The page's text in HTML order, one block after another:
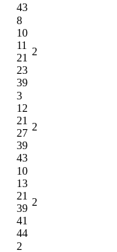
43
8
10
11
21
23
39
2
3
12
21
27
39
43
2
10
13
21
39
41
44
2
2